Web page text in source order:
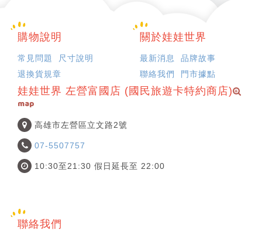
購物說明
常見問題
尺寸說明
退換貨規章
關於娃娃世界
最新消息
品牌故事
聯絡我們
門市據點
娃娃世界 左營富國店 (國民旅遊卡特約商店)
map
高雄市左營區立文路2號
07-5507757
10:30至21:30 假日延長至 22:00
聯絡我們